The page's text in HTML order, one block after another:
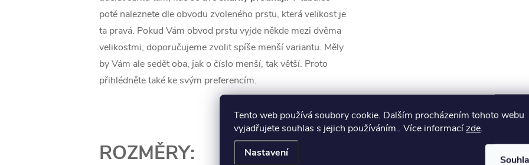
Tento web používá soubory cookie. Dalším procházením tohoto webu
vyjadřujete souhlas s jejich používáním.. Více informacízde.
Nastavení
poté naleznete dle obvodu zvoleného prstu, která velikost je
ta pravá. Pokud Vám obvod prstu vyjde někde mezi dvěma
velikostmi, doporučujeme zvolit spíše menší variantu. Měly
by Vám ale sedět oba, jak o číslo menší, tak větší. Proto
přihlédněte také ke svým preferencím.
ROZMĚRY: